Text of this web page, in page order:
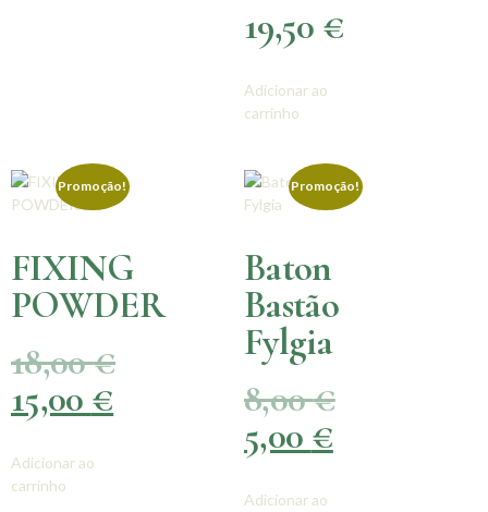
19,50 €
Adicionar ao
carrinho
Promoção!
FIXING
POWDER
18,00€
15,00 €
Adicionar ao
carrinho
Promoção!
Baton
Bastão
Fylgia
8,00€
5,00 €
Adicionar ao